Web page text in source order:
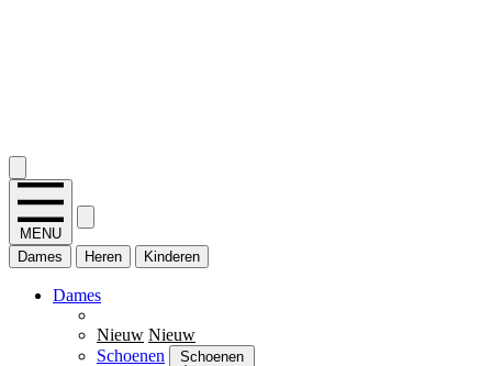
MENU
Dames
Heren Kinderen
Dames
Nieuw Nieuw
Schoenen
Schoenen